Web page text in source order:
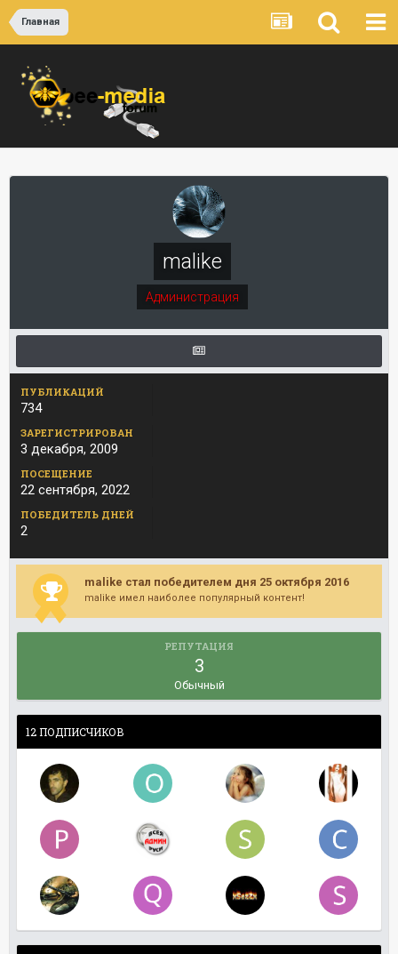
Главная
malike
Администрация
ПУБЛИКАЦИЙ
734
ЗАРЕГИСТРИРОВАН
3 декабря, 2009
ПОСЕЩЕНИЕ
22 сентября, 2022
ПОБЕДИТЕЛЬ ДНЕЙ
2
malike стал победителем дня 25 октября 2016
malike имел наиболее популярный контент!
РЕПУТАЦИЯ
3
Обычный
12 ПОДПИСЧИКОВ